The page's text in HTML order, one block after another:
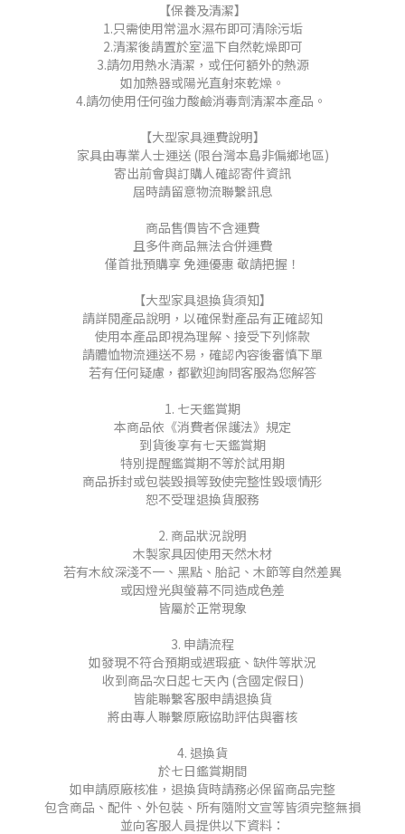
【保養及清潔】
1.只需使用常溫水濕布即可清除污垢
2.清潔後請置於室溫下自然乾燥即可
3.請勿用熱水清潔，或任何額外的熱源
如加熱器或陽光直射來乾燥。
4.請勿使用任何強力酸鹼消毒劑清潔本產品。
【大型家具運費說明】
家具由專業人士運送 (限台灣本島非偏鄉地區)
寄出前會與訂購人確認寄件資訊
屆時請留意物流聯繫訊息
商品售價皆不含運費
且多件商品無法合併運費
僅首批預購享 免運優惠 敬請把握！
【大型家具退換貨須知】
請詳閱產品說明，以確保對產品有正確認知
使用本產品即視為理解、接受下列條款
請體恤物流運送不易，確認內容後審慎下單
若有任何疑慮，都歡迎詢問客服為您解答
1. 七天鑑賞期
本商品依《消費者保護法》規定
到貨後享有七天鑑賞期
特別提醒鑑賞期不等於試用期
商品拆封或包裝毀損等致使完整性毀壞情形
恕不受理退換貨服務
2. 商品狀況說明
木製家具因使用天然木材
若有木紋深淺不一、黑點、胎記、木節等自然差異
或因燈光與螢幕不同造成色差
皆屬於正常現象
3. 申請流程
如發現不符合預期或遇瑕疵、缺件等狀況
收到商品次日起七天內 (含國定假日)
皆能聯繫客服申請退換貨
將由專人聯繫原廠協助評估與審核
4. 退換貨
於七日鑑賞期間
如申請原廠核准，退換貨時請務必保留商品完整
包含商品、配件、外包裝、所有隨附文宣等皆須完整無損
並向客服人員提供以下資料：